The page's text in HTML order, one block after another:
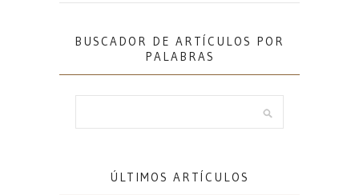
BUSCADOR DE ARTÍCULOS POR
PALABRAS
ÚLTIMOS ARTÍCULOS